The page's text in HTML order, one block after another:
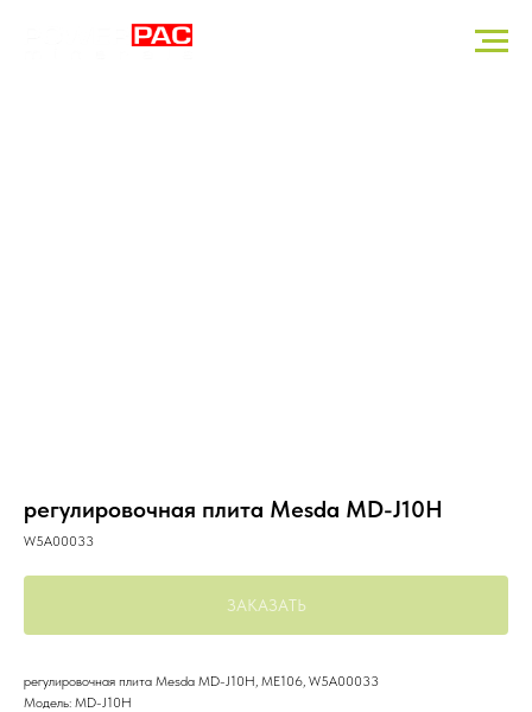
регулировочная плита Mesda MD-J10H
W5A00033
ЗАКАЗАТЬ
регулировочная плита Mesda MD-J10H, ME106, W5A00033
Модель: MD-J10H